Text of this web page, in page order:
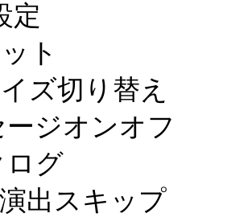
定
ト
ズ切り替え
ジオンオフ
ログ
出スキップ